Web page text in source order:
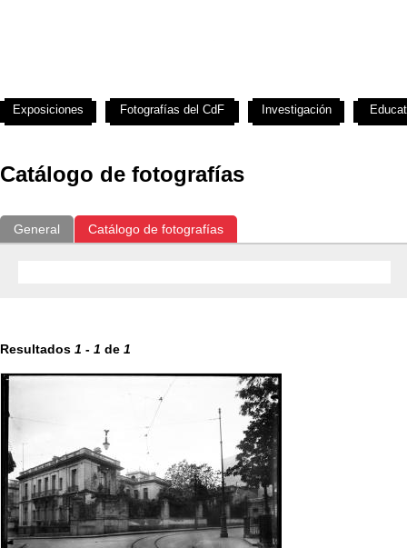
Catálogo de fotografías
General Catálogo de fotografías
Resultados 1 - 1 de 1
Exposiciones Fotografías del CdF Investigación